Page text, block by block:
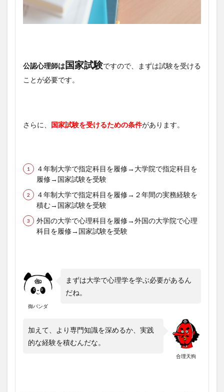
公認心理師は国家試験ですので、まずは試験を受ける
ことが必要です。
さらに、 国家試験を受けるための条件があります。
４年制大学で指定科目を履修→大学院で指定科目を
履修→国家試験を受験
４年制大学で指定科目を履修→２年間の実務経験を
積む→国家試験を受験
外国の大学で心理科目を履修→外国の大学院で心理
科目を履修→国家試験を受験
御パンダ
まずは大学で心理学を学ぶ必要があるん
だね。
合理天狗
加えて、より専門知識を深めるか、実践
的な経験を積むんだな。